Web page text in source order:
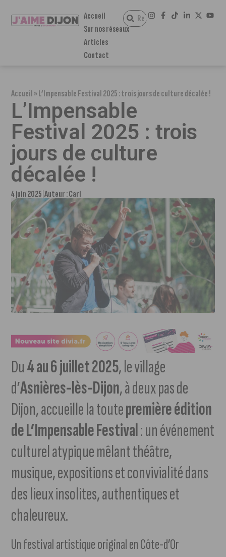
Accueil
Sur nos réseaux
Articles
Contact
Accueil»L’Impensable Festival 2025 : trois jours de culture décalée !
L’Impensable
Festival 2025 : trois
jours de culture
décalée !
4 juin 2025 Auteur :Carl
Du4 au 6 juillet 2025, le village
d’Asnières-lès-Dijon, à deux pas de
Dijon, accueille la toutepremière édition
de L’Impensable Festival: un événement
culturel atypique mêlant théâtre,
musique, expositions et convivialité dans
des lieux insolites, authentiques et
chaleureux.
Un festival artistique original en Côte-d’Or